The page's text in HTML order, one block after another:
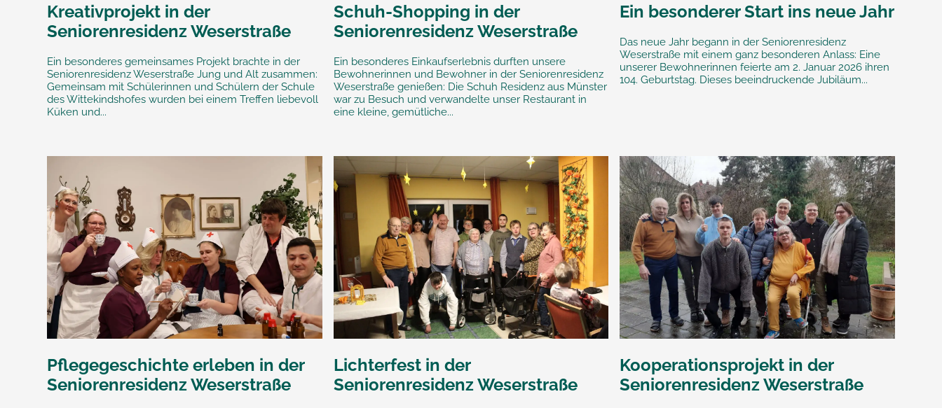
Kreativprojekt in der
Seniorenresidenz Weserstraße
Ein besonderes gemeinsames Projekt brachte in der
Seniorenresidenz Weserstraße Jung und Alt zusammen:
Gemeinsam mit Schülerinnen und Schülern der Schule
des Wittekindshofes wurden bei einem Treffen liebevoll
Küken und...
Schuh-Shopping in der
Seniorenresidenz Weserstraße
Ein besonderes Einkaufserlebnis durften unsere
Bewohnerinnen und Bewohner in der Seniorenresidenz
Weserstraße genießen: Die Schuh Residenz aus Münster
war zu Besuch und verwandelte unser Restaurant in
eine kleine, gemütliche...
Ein besonderer Start ins neue Jahr
Das neue Jahr begann in der Seniorenresidenz
Weserstraße mit einem ganz besonderen Anlass: Eine
unserer Bewohnerinnen feierte am 2. Januar 2026 ihren
104. Geburtstag. Dieses beeindruckende Jubiläum...
Pflegegeschichte erleben in der
Seniorenresidenz Weserstraße
Lichterfest in der
Seniorenresidenz Weserstraße
Kooperationsprojekt in der
Seniorenresidenz Weserstraße